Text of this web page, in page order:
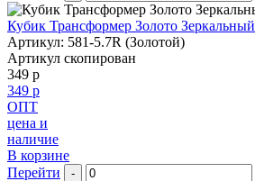
Кубик Трансформер Золото Зеркальный
Артикул: 581-5.7R (Золотой)
Артикул скопирован
349 р
349 р
ОПТ
цена и
наличие
В корзине
Перейти
-